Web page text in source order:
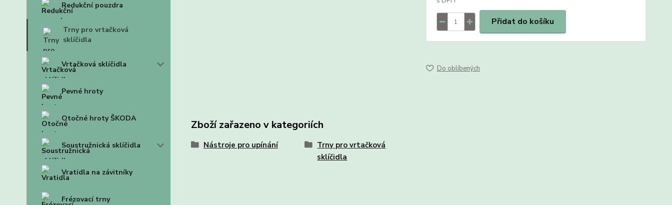
Redukční pouzdra
Trny pro vrtačková
sklíčidla
Vrtačková sklíčidla
Pevné hroty
Otočné hroty ŠKODA
Soustružnická sklíčidla
Vratidla na závitníky
Frézovací trny
Přidat do košíku
Do oblíbených
Zboží zařazeno v kategoriích
Nástroje pro upínání
Trny pro vrtačková
sklíčidla